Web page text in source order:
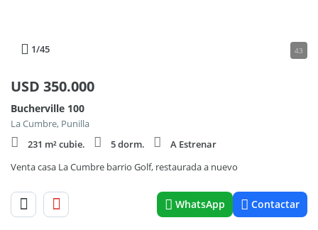
1/45 43
USD 350.000
Bucherville 100
La Cumbre, Punilla
231 m² cubie.
5 dorm.
A Estrenar
Venta casa La Cumbre barrio Golf, restaurada a nuevo
WhatsApp Contactar